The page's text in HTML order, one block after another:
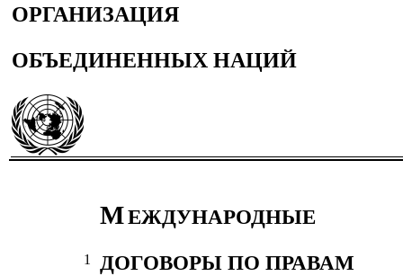
ОРГАНИЗАЦИЯ
ОБЪЕДИНЕННЫХ НАЦИЙ
1
МЕЖДУНАРОДНЫЕ
ДОГОВОРЫ ПО ПРАВАМ